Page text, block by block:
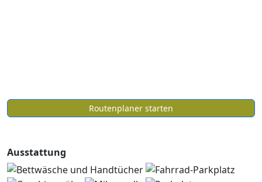
Routenplaner starten
Ausstattung